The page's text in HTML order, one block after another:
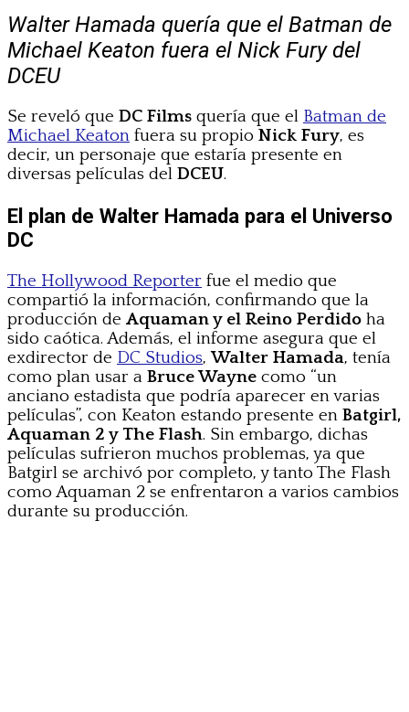
Walter Hamada quería que el Batman de
Michael Keaton fuera el Nick Fury del
DCEU
Se reveló que DC Films quería que el Batman de
Michael Keaton fuera su propio Nick Fury, es
decir, un personaje que estaría presente en
diversas películas del DCEU.
El plan de Walter Hamada para el Universo
DC
The Hollywood Reporter fue el medio que
compartió la información, confirmando que la
producción de Aquaman y el Reino Perdido ha
sido caótica. Además, el informe asegura que el
exdirector de DC Studios,Walter Hamada, tenía
como plan usar a Bruce Wayne como “un
anciano estadista que podría aparecer en varias
películas”, con Keaton estando presente en Batgirl,
Aquaman 2 y The Flash. Sin embargo, dichas
películas sufrieron muchos problemas, ya que
Batgirl se archivó por completo, y tanto The Flash
como Aquaman 2 se enfrentaron a varios cambios
durante su producción.